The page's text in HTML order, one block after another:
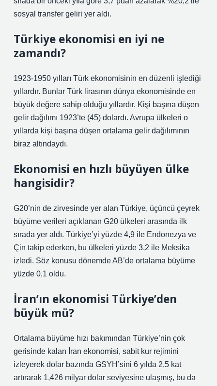
sosyal transfer geliri yer aldı.
Türkiye ekonomisi en iyi ne
zamandı?
1923-1950 yılları Türk ekonomisinin en düzenli işlediği
yıllardır. Bunlar Türk lirasının dünya ekonomisinde en
büyük değere sahip olduğu yıllardır. Kişi başına düşen
gelir dağılımı 1923’te (45) dolardı. Avrupa ülkeleri o
yıllarda kişi başına düşen ortalama gelir dağılımının
biraz altındaydı.
Ekonomisi en hızlı büyüyen ülke
hangisidir?
G20’nin de zirvesinde yer alan Türkiye, üçüncü çeyrek
büyüme verileri açıklanan G20 ülkeleri arasında ilk
sırada yer aldı. Türkiye’yi yüzde 4,9 ile Endonezya ve
Çin takip ederken, bu ülkeleri yüzde 3,2 ile Meksika
izledi. Söz konusu dönemde AB’de ortalama büyüme
yüzde 0,1 oldu.
İran’ın ekonomisi Türkiye’den
büyük mü?
Ortalama büyüme hızı bakımından Türkiye’nin çok
gerisinde kalan İran ekonomisi, sabit kur rejimini
izleyerek dolar bazında GSYH’sini 6 yılda 2,5 kat
artırarak 1,426 milyar dolar seviyesine ulaşmış, bu da